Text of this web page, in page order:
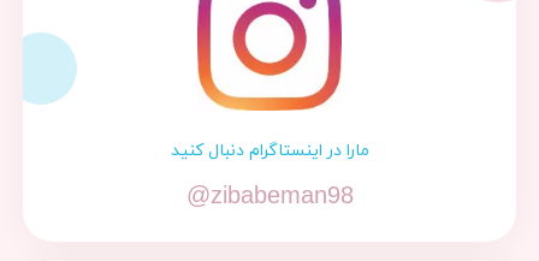
مارا در اینستاگرام دنبال کنید
@zibabeman98